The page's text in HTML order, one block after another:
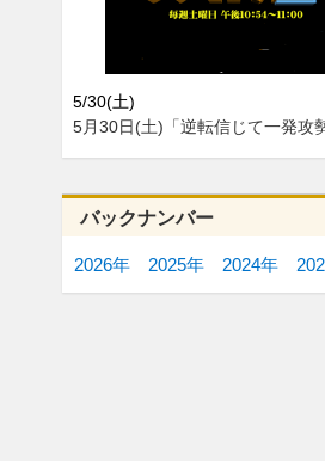
5/30(土)
5月30日(土)「逆転信じて一発攻勢
バックナンバー
2026年 2025年 2024年